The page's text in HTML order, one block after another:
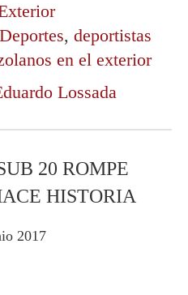
Deportes, deportistas
en el exterior
Lossada
20 ROMPE
HISTORIA
2017